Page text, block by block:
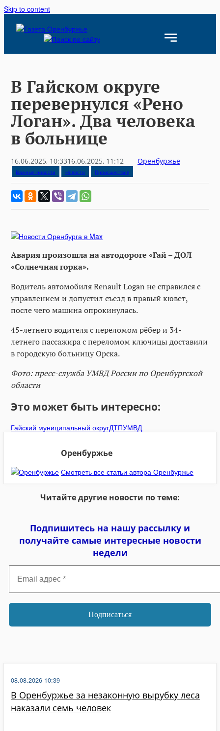
Skip to content
В Гайском округе
перевернулся «Рено
Логан». Два человека
в больнице
16.06.2025, 10:3316.06.2025, 11:12 Оренбуржье
Важные новости Новости Происшествия
Авария произошла на автодороге «Гай – ДОЛ
«Солнечная горка».
Водитель автомобиля Renault Logan не справился с
управлением и допустил съезд в правый кювет,
после чего машина опрокинулась.
45-летнего водителя с переломом рёбер и 34-
летнего пассажира с переломом ключицы доставили
в городскую больницу Орска.
Фото: пресс-служба УМВД России по Оренбургской
области
Это может быть интересно:
Гайский муниципальный округДТПУМВД
Оренбуржье
Смотреть все статьи автора Оренбуржье
Читайте другие новости по теме:
Подпишитесь на нашу рассылку и
получайте самые интересные новости
недели
адрес
*
В Оренбуржье за незаконную вырубку леса
наказали семь человек
08.08.2026 10:39